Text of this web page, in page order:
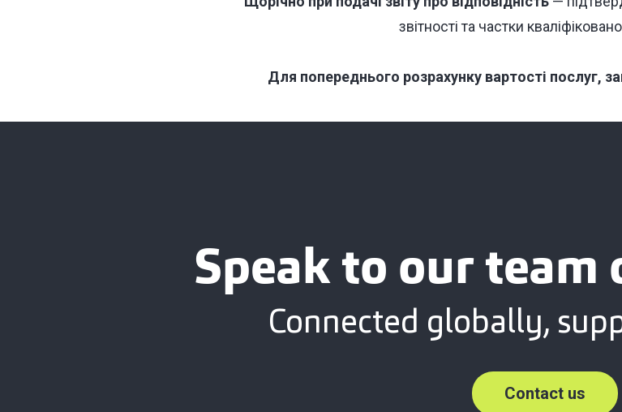
звітності та частки
Для попереднього розрахунку вартості послуг,
Speak to our team
Connected globally,
Contact us